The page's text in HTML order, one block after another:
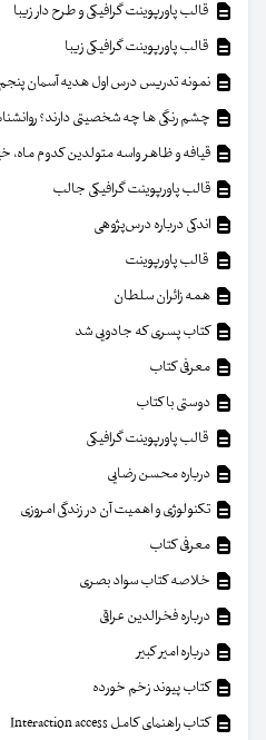
قالب پاورپوینت گرافیکی و طرح دار زیبا
قالب پاورپوینت گرافیکی زیبا
نمونه تدریس درس اول هدیه آسمان پنجم
چشم رنگی ها چه شخصیتی دارند؟
قیافه و ظاهر واسه متولدین کدوم ماه،
قالب پاورپوینت گرافیکی جالب
اندکی درباره درس‌پژوهی
قالب پاورپوینت
همه زائران سلطان
کتاب پسری که جادویی شد
معرفی کتاب
دوستی با کتاب
قالب پاورپوینت گرافیکی
درباره محسن رضایی
تکنولوژی و اهمیت آن در زندگی امروزی
معرفی کتاب
خلاصه کتاب سواد بصری
درباره فخرالدین عراقی
درباره امیر کبیر
کتاب پیوند زخم خورده
کتاب راهنمای کامل Interaction access